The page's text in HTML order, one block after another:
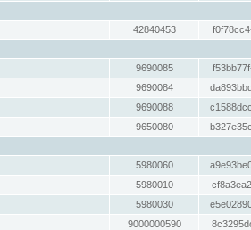
42840453
9690085
9690084
9690088
9650080
5980060
5980010
5980030
9000000590